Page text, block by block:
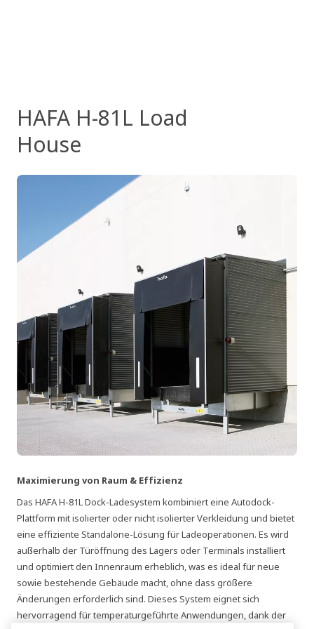
HAFA H-81L Load
House
Maximierung von Raum & Effizienz
Das HAFA H-81L Dock-Ladesystem kombiniert eine Autodock-
Plattform mit isolierter oder nicht isolierter Verkleidung und bietet
eine effiziente Standalone-Lösung für Ladeoperationen. Es wird
außerhalb der Türöffnung des Lagers oder Terminals installiert
und optimiert den Innenraum erheblich, was es ideal für neue
sowie bestehende Gebäude macht, ohne dass größere
Änderungen erforderlich sind. Dieses System eignet sich
hervorragend für temperaturgeführte Anwendungen, dank der